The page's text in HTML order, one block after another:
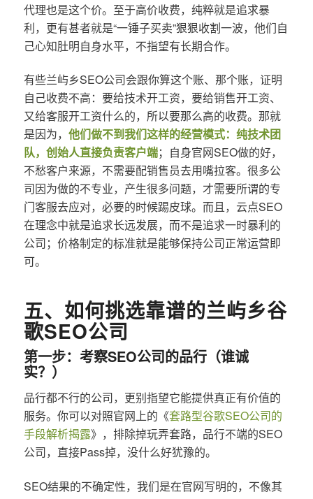
代理也是这个价。至于高价收费，纯粹就是追求暴
利，更有甚者就是“一锤子买卖”狠狠收割一波，他们自
己心知肚明自身水平，不指望有长期合作。
有些兰屿乡SEO公司会跟你算这个账、那个账，证明
自己收费不高：要给技术开工资，要给销售开工资、
又给客服开工资什么的，所以要那么高的收费。那就
是因为， 他们做不到我们这样的经营模式：纯技术团
队，创始人直接负责客户端；自身官网SEO做的好，
不愁客户来源，不需要配销售员去用嘴拉客。很多公
司因为做的不专业，产生很多问题，才需要所谓的专
门客服去应对，必要的时候踢皮球。而且，云点SEO
在理念中就是追求长远发展，而不是追求一时暴利的
公司；价格制定的标准就是能够保持公司正常运营即
可。
五、如何挑选靠谱的兰屿乡谷
歌SEO公司
第一步：考察SEO公司的品行（谁诚
实？）
品行都不行的公司，更别指望它能提供真正有价值的
服务。你可以对照官网上的《套路型谷歌SEO公司的
手段解析揭露》，排除掉玩弄套路，品行不端的SEO
公司，直接Pass掉，没什么好犹豫的。
SEO结果的不确定性，我们是在官网写明的，不像其